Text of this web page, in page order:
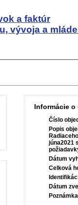
a faktúr
vývoja a
Informácie
Číslo
Popis
júna2021
Dátum
Celková
Dátum